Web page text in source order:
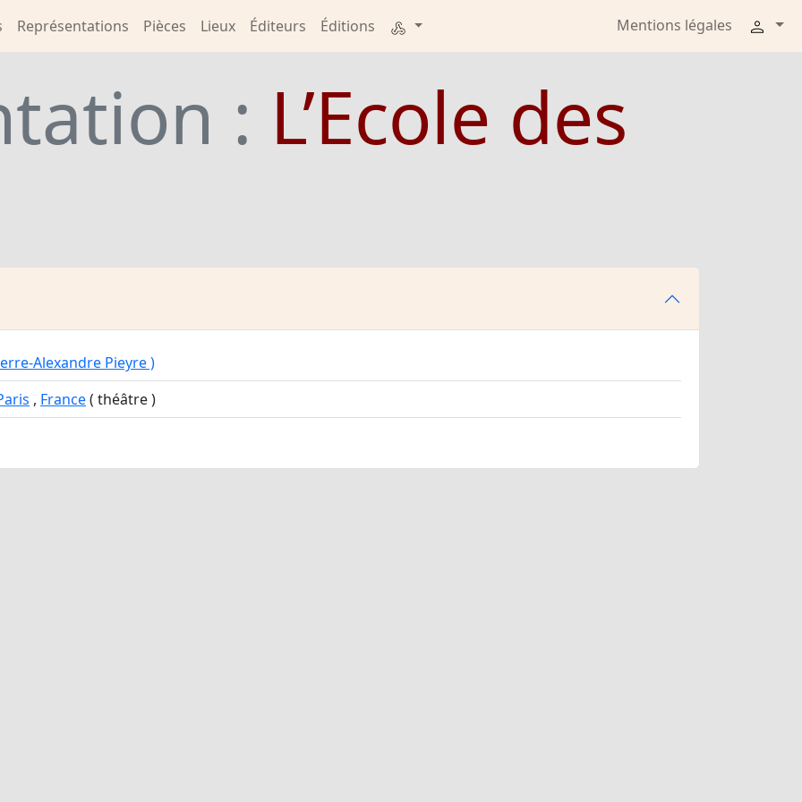
Représentations Pièces Lieux Éditeurs Éditions Mentions légales
: L’Ecole des
Alexandre Pieyre )
, France( théâtre )